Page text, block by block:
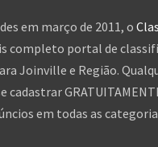
em março de 2011, o
completo portal de
Joinville e Região.
cadastrar
em todas as